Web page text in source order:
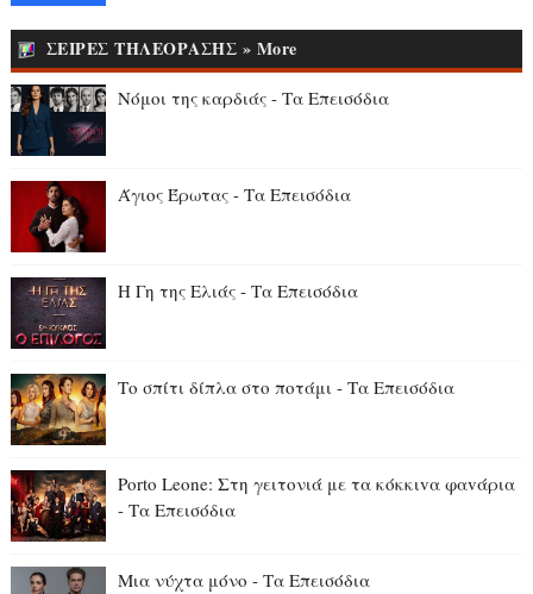
ΣΕΙΡΕΣ ΤΗΛΕΟΡΑΣΗΣ » More
Νόμοι της καρδιάς - Τα Επεισόδια
Άγιος Έρωτας - Τα Επεισόδια
Η Γη της Ελιάς - Τα Επεισόδια
Το σπίτι δίπλα στο ποτάμι - Τα Επεισόδια
Porto Leone: Στη γειτονιά με τα κόκκιvα φαvάρια
- Τα Επεισόδια
Μια νύχτα μόνο - Τα Επεισόδια